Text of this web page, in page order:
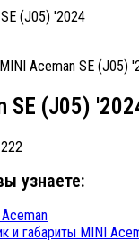
(J05) '2024
SE (J05)
222
узнаете:
и габариты MINI